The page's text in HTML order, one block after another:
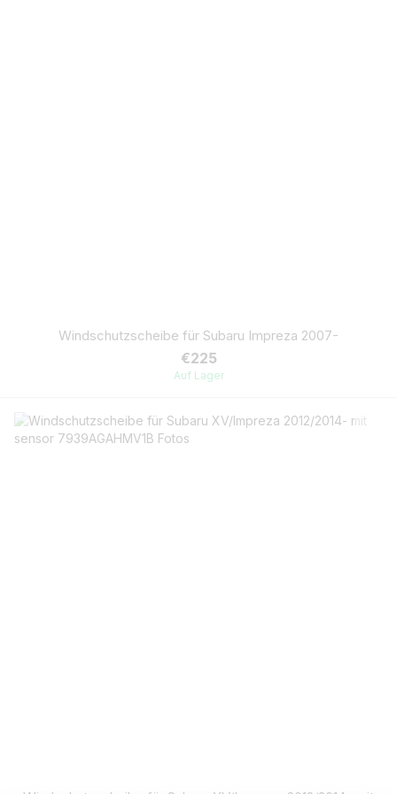
Windschutzscheibe für Subaru Impreza 2007-
€225
Auf Lager